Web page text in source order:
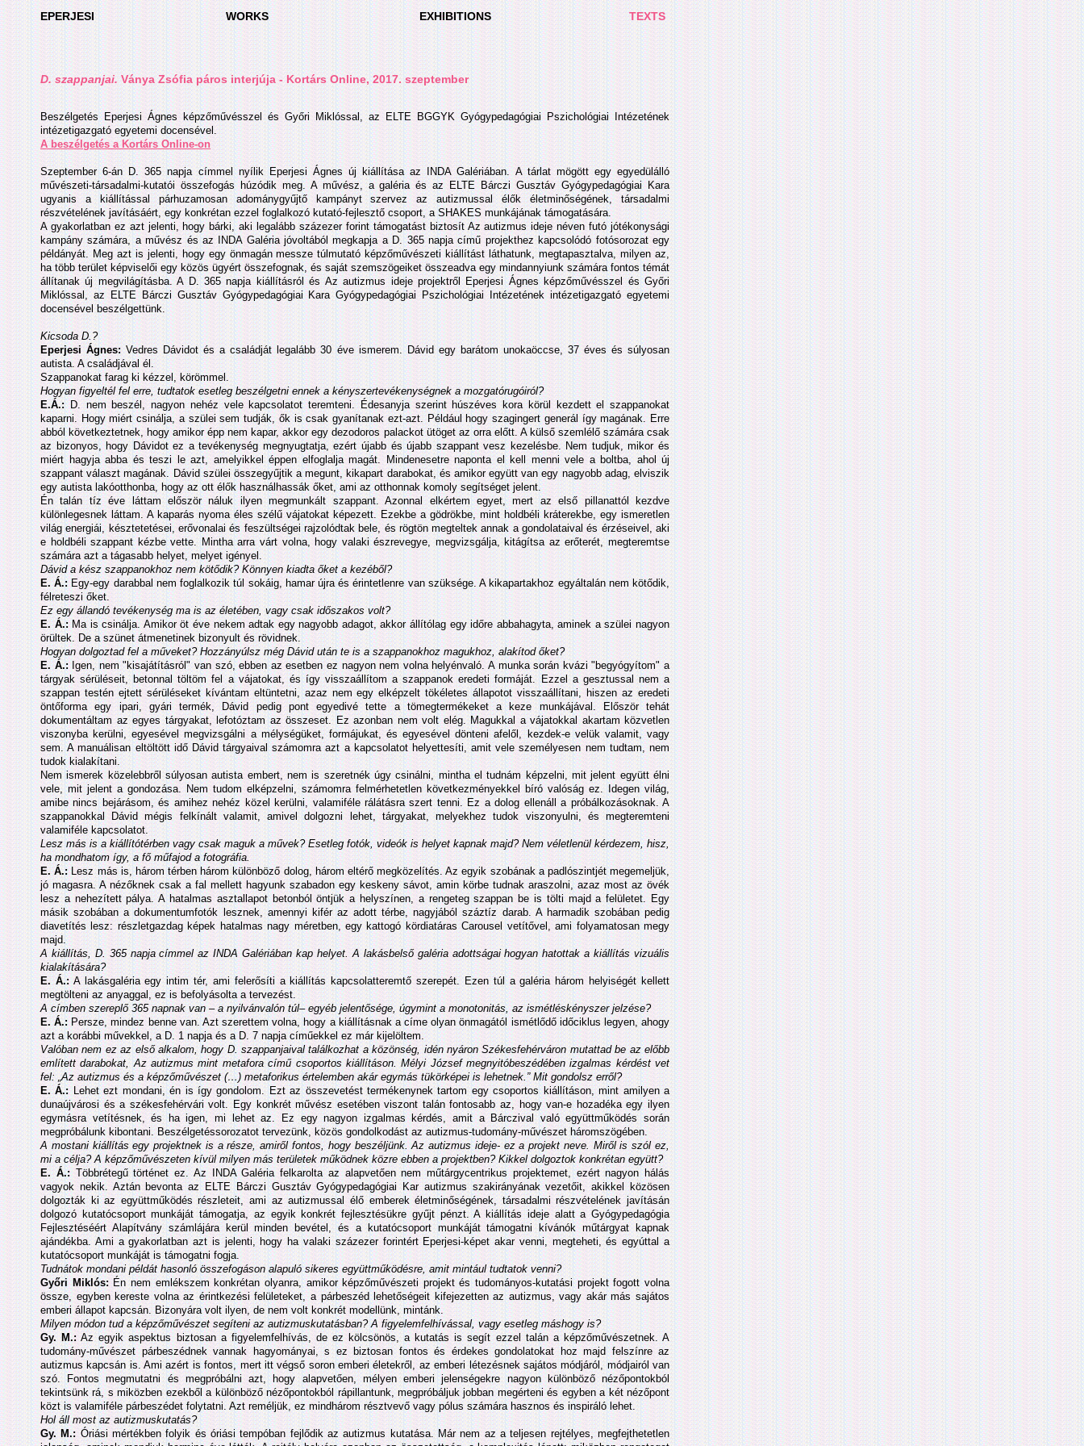
EPERJESI WORKS EXHIBITIONS TEXTS
D. szappanjai.Ványa Zsófia páros interjúja- Kortárs Online, 2017. szeptember
Beszélgetés Eperjesi Ágnes képzőművésszel és Győri Miklóssal, az ELTE BGGYK Gyógypedagógiai Pszichológiai Intézetének
intézetigazgató egyetemi docensével.
A beszélgetés a Kortárs Online-on
Szeptember 6-án D. 365 napja címmel nyílik Eperjesi Ágnes új kiállítása az INDA Galériában. A tárlat mögött egy egyedülálló
művészeti-társadalmi-kutatói összefogás húzódik meg. A művész, a galéria és az ELTE Bárczi Gusztáv Gyógypedagógiai Kara
ugyanis a kiállítással párhuzamosan adománygyűjtő kampányt szervez az autizmussal élők életminőségének, társadalmi
részvételének javításáért, egy konkrétan ezzel foglalkozó kutató-fejlesztő csoport, a SHAKES munkájának támogatására.
A gyakorlatban ez azt jelenti, hogy bárki, aki legalább százezer forint támogatást biztosít Az autizmus ideje néven futó jótékonysági
kampány számára, a művész és az INDA Galéria jóvoltából megkapja a D. 365 napja című projekthez kapcsolódó fotósorozat egy
példányát. Meg azt is jelenti, hogy egy önmagán messze túlmutató képzőművészeti kiállítást láthatunk, megtapasztalva, milyen az,
ha több terület képviselői egy közös ügyért összefognak, és saját szemszögeiket összeadva egy mindannyiunk számára fontos témát
állítanak új megvilágításba. A D. 365 napja kiállításról és Az autizmus ideje projektről Eperjesi Ágnes képzőművésszel és Győri
Miklóssal, az ELTE Bárczi Gusztáv Gyógypedagógiai Kara Gyógypedagógiai Pszichológiai Intézetének intézetigazgató egyetemi
docensével beszélgettünk.
Kicsoda D.?
Eperjesi Ágnes:Vedres Dávidot és a családját legalább 30 éve ismerem. Dávid egy barátom unokaöccse, 37 éves és súlyosan
autista. A családjával él.
Szappanokat farag ki kézzel, körömmel.
Hogyan figyeltél fel erre, tudtatok esetleg beszélgetni ennek a kényszertevékenységnek a mozgatórugóiról?
E.Á.:D. nem beszél, nagyon nehéz vele kapcsolatot teremteni. Édesanyja szerint húszéves kora körül kezdett el szappanokat
kaparni. Hogy miért csinálja, a szülei sem tudják, ők is csak gyanítanak ezt-azt. Például hogy szagingert generál így magának. Erre
abból következtetnek, hogy amikor épp nem kapar, akkor egy dezodoros palackot ütöget az orra előtt. A külső szemlélő számára csak
az bizonyos, hogy Dávidot ez a tevékenység megnyugtatja, ezért újabb és újabb szappant vesz kezelésbe. Nem tudjuk, mikor és
miért hagyja abba és teszi le azt, amelyikkel éppen elfoglalja magát. Mindenesetre naponta el kell menni vele a boltba, ahol új
szappant választ magának. Dávid szülei összegyűjtik a megunt, kikapart darabokat, és amikor együtt van egy nagyobb adag, elviszik
egy autista lakóotthonba, hogy az ott élők használhassák őket, ami az otthonnak komoly segítséget jelent.
Én talán tíz éve láttam először náluk ilyen megmunkált szappant. Azonnal elkértem egyet, mert az első pillanattól kezdve
különlegesnek láttam. A kaparás nyoma éles szélű vájatokat képezett. Ezekbe a gödrökbe, mint holdbéli kráterekbe, egy ismeretlen
világ energiái, késztetetései, erővonalai és feszültségei rajzolódtak bele, és rögtön megteltek annak a gondolataival és érzéseivel, aki
e holdbéli szappant kézbe vette. Mintha arra várt volna, hogy valaki észrevegye, megvizsgálja, kitágítsa az erőterét, megteremtse
számára azt a tágasabb helyet, melyet igényel.
Dávid a kész szappanokhoz nem kötődik? Könnyen kiadta őket a kezéből?
E. Á.:Egy-egy darabbal nem foglalkozik túl sokáig, hamar újra és érintetlenre van szüksége. A kikapartakhoz egyáltalán nem kötődik,
félreteszi őket.
Ez egy állandó tevékenység ma is az életében, vagy csak időszakos volt?
E. Á.:Ma is csinálja. Amikor öt éve nekem adtak egy nagyobb adagot, akkor állítólag egy időre abbahagyta, aminek a szülei nagyon
örültek. De a szünet átmenetinek bizonyult és rövidnek.
Hogyan dolgoztad fel a műveket? Hozzányúlsz még Dávid után te is a szappanokhoz magukhoz, alakítod őket?
E. Á.:Igen, nem "kisajátításról" van szó, ebben az esetben ez nagyon nem volna helyénvaló. A munka során kvázi "begyógyítom" a
tárgyak sérüléseit, betonnal töltöm fel a vájatokat, és így visszaállítom a szappanok eredeti formáját. Ezzel a gesztussal nem a
szappan testén ejtett sérüléseket kívántam eltüntetni, azaz nem egy elképzelt tökéletes állapotot visszaállítani, hiszen az eredeti
öntőforma egy ipari, gyári termék, Dávid pedig pont egyedivé tette a tömegtermékeket a keze munkájával. Először tehát
dokumentáltam az egyes tárgyakat, lefotóztam az összeset. Ez azonban nem volt elég. Magukkal a vájatokkal akartam közvetlen
viszonyba kerülni, egyesével megvizsgálni a mélységüket, formájukat, és egyesével dönteni afelől, kezdek-e velük valamit, vagy
sem. A manuálisan eltöltött idő Dávid tárgyaival számomra azt a kapcsolatot helyettesíti, amit vele személyesen nem tudtam, nem
tudok kialakítani.
Nem ismerek közelebbről súlyosan autista embert, nem is szeretnék úgy csinálni, mintha el tudnám képzelni, mit jelent együtt élni
vele, mit jelent a gondozása. Nem tudom elképzelni, számomra felmérhetetlen következményekkel bíró valóság ez. Idegen világ,
amibe nincs bejárásom, és amihez nehéz közel kerülni, valamiféle rálátásra szert tenni. Ez a dolog ellenáll a próbálkozásoknak. A
szappanokkal Dávid mégis felkínált valamit, amivel dolgozni lehet, tárgyakat, melyekhez tudok viszonyulni, és megteremteni
valamiféle kapcsolatot.
Lesz más is a kiállítótérben vagy csak maguk a művek? Esetleg fotók, videók is helyet kapnak majd? Nem véletlenül kérdezem, hisz,
ha mondhatom így, a fő műfajod a fotográfia.
E. Á.:Lesz más is, három térben három különböző dolog, három eltérő megközelítés. Az egyik szobának a padlószintjét megemeljük,
jó magasra. A nézőknek csak a fal mellett hagyunk szabadon egy keskeny sávot, amin körbe tudnak araszolni, azaz most az övék
lesz a nehezített pálya. A hatalmas asztallapot betonból öntjük a helyszínen, a rengeteg szappan be is tölti majd a felületet. Egy
másik szobában a dokumentumfotók lesznek, amennyi kifér az adott térbe, nagyjából száztíz darab. A harmadik szobában pedig
diavetítés lesz: részletgazdag képek hatalmas nagy méretben, egy kattogó kördiatáras Carousel vetítővel, ami folyamatosan megy
majd.
A kiállítás, D. 365 napja címmel az INDA Galériában kap helyet. A lakásbelső galéria adottságai hogyan hatottak a kiállítás vizuális
kialakítására?
E. Á.:A lakásgaléria egy intim tér, ami felerősíti a kiállítás kapcsolatteremtő szerepét. Ezen túl a galéria három helyiségét kellett
megtölteni az anyaggal, ez is befolyásolta a tervezést.
A címben szereplő 365 napnak van – a nyilvánvalón túl– egyéb jelentősége, úgymint a monotonitás, az ismétléskényszer jelzése?
E. Á.:Persze, mindez benne van. Azt szerettem volna, hogy a kiállításnak a címe olyan önmagától ismétlődő időciklus legyen, ahogy
azt a korábbi művekkel, a D. 1 napja és a D. 7 napja címűekkel ez már kijelöltem.
Valóban nem ez az első alkalom, hogy D. szappanjaival találkozhat a közönség, idén nyáron Székesfehérváron mutattad be az előbb
említett darabokat, Az autizmus mint metafora című csoportos kiállításon. Mélyi József megnyitóbeszédében izgalmas kérdést vet
fel: „Az autizmus és a képzőművészet (…) metaforikus értelemben akár egymás tükörképei is lehetnek.” Mit gondolsz erről?
E. Á.:Lehet ezt mondani, én is így gondolom. Ezt az összevetést termékenynek tartom egy csoportos kiállításon, mint amilyen a
dunaújvárosi és a székesfehérvári volt. Egy konkrét művész esetében viszont talán fontosabb az, hogy van-e hozadéka egy ilyen
egymásra vetítésnek, és ha igen, mi lehet az. Ez egy nagyon izgalmas kérdés, amit a Bárczival való együttműködés során
megpróbálunk kibontani. Beszélgetéssorozatot tervezünk, közös gondolkodást az autizmus-tudomány-művészet háromszögében.
A mostani kiállítás egy projektnek is a része, amiről fontos, hogy beszéljünk. Az autizmus ideje- ez a projekt neve. Miről is szól ez,
mi a célja? A képzőművészeten kívül milyen más területek működnek közre ebben a projektben? Kikkel dolgoztok konkrétan együtt?
E. Á.:Többrétegű történet ez. Az INDA Galéria felkarolta az alapvetően nem műtárgycentrikus projektemet, ezért nagyon hálás
vagyok nekik. Aztán bevonta az ELTE Bárczi Gusztáv Gyógypedagógiai Kar autizmus szakirányának vezetőit, akikkel közösen
dolgozták ki az együttműködés részleteit, ami az autizmussal élő emberek életminőségének, társadalmi részvételének javításán
dolgozó kutatócsoport munkáját támogatja, az egyik konkrét fejlesztésükre gyűjt pénzt. A kiállítás ideje alatt a Gyógypedagógia
Fejlesztéséért Alapítvány számlájára kerül minden bevétel, és a kutatócsoport munkáját támogatni kívánók műtárgyat kapnak
ajándékba. Ami a gyakorlatban azt is jelenti, hogy ha valaki százezer forintért Eperjesi-képet akar venni, megteheti, és egyúttal a
kutatócsoport munkáját is támogatni fogja.
Tudnátok mondani példát hasonló összefogáson alapuló sikeres együttműködésre, amit mintául tudtatok venni?
Győri Miklós:Én nem emlékszem konkrétan olyanra, amikor képzőművészeti projekt és tudományos-kutatási projekt fogott volna
össze, egyben kereste volna az érintkezési felületeket, a párbeszéd lehetőségeit kifejezetten az autizmus, vagy akár más sajátos
emberi állapot kapcsán. Bizonyára volt ilyen, de nem volt konkrét modellünk, mintánk.
Milyen módon tud a képzőművészet segíteni az autizmuskutatásban? A figyelemfelhívással, vagy esetleg máshogy is?
Gy. M.:Az egyik aspektus biztosan a figyelemfelhívás, de ez kölcsönös, a kutatás is segít ezzel talán a képzőművészetnek. A
tudomány-művészet párbeszédnek vannak hagyományai, s ez biztosan fontos és érdekes gondolatokat hoz majd felszínre az
autizmus kapcsán is. Ami azért is fontos, mert itt végső soron emberi életekről, az emberi létezésnek sajátos módjáról, módjairól van
szó. Fontos megmutatni és megpróbálni azt, hogy alapvetően, mélyen emberi jelenségekre nagyon különböző nézőpontokból
tekintsünk rá, s miközben ezekből a különböző nézőpontokból rápillantunk, megpróbáljuk jobban megérteni és egyben a két nézőpont
közt is valamiféle párbeszédet folytatni. Azt reméljük, ez mindhárom résztvevő vagy pólus számára hasznos és inspiráló lehet.
Hol áll most az autizmuskutatás?
Gy. M.:Óriási mértékben folyik és óriási tempóban fejlődik az autizmus kutatása. Már nem az a teljesen rejtélyes, megfejthetetlen